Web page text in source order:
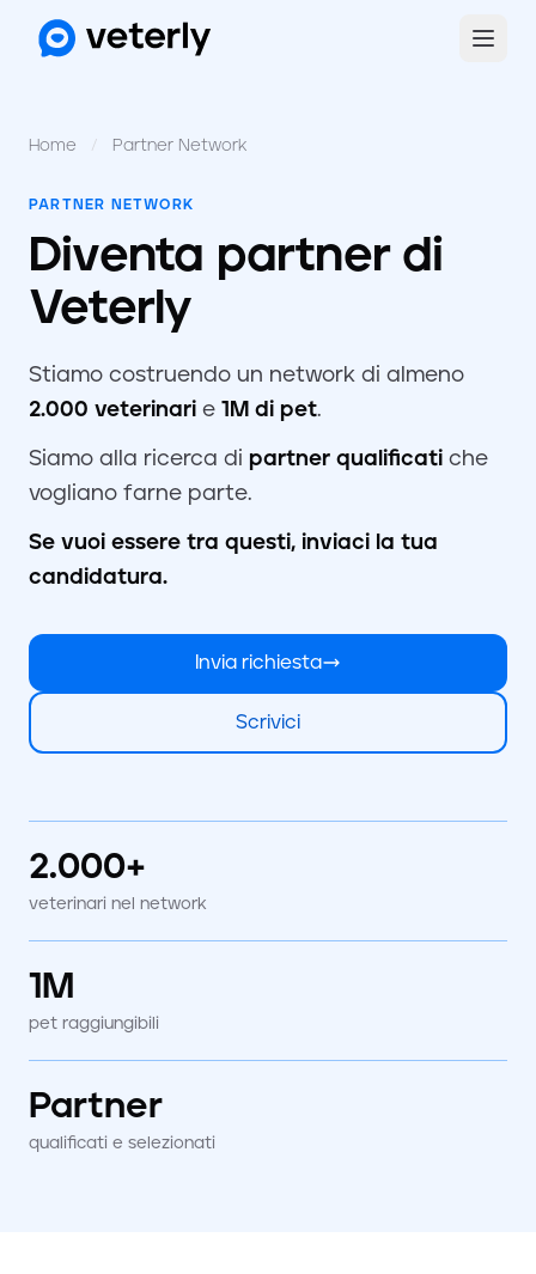
Home / Partner Network
PARTNER NETWORK
Diventa partner di
Veterly
Stiamo costruendo un network di almeno
2.000 veterinari e 1M di pet.
Siamo alla ricerca di partner qualificati che
vogliano farne parte.
Se vuoi essere tra questi, inviaci la tua
candidatura.
Invia richiesta
Scrivici
2.000+
veterinari nel network
1M
pet raggiungibili
Partner
qualificati e selezionati